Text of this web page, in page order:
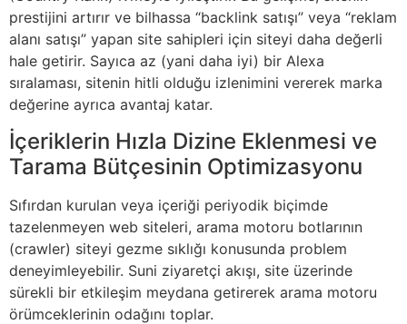
prestijini artırır ve bilhassa “backlink satışı” veya “reklam
alanı satışı” yapan site sahipleri için siteyi daha değerli
hale getirir. Sayıca az (yani daha iyi) bir Alexa
sıralaması, sitenin hitli olduğu izlenimini vererek marka
değerine ayrıca avantaj katar.
İçeriklerin Hızla Dizine Eklenmesi ve
Tarama Bütçesinin Optimizasyonu
Sıfırdan kurulan veya içeriği periyodik biçimde
tazelenmeyen web siteleri, arama motoru botlarının
(crawler) siteyi gezme sıklığı konusunda problem
deneyimleyebilir. Suni ziyaretçi akışı, site üzerinde
sürekli bir etkileşim meydana getirerek arama motoru
örümceklerinin odağını toplar.